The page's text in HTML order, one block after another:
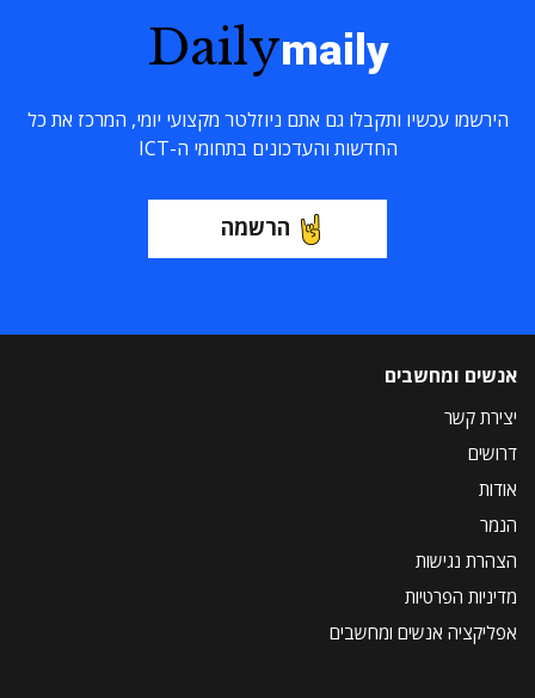
Dailymaily
הירשמו עכשיו ותקבלו גם אתם ניוזלטר מקצועי יומי, המרכז את כל
החדשות והעדכונים בתחומי ה-ICT
הרשמה
אנשים ומחשבים
יצירת קשר
דרושים
אודות
הנמר
הצהרת נגישות
מדיניות הפרטיות
אפליקציה אנשים ומחשבים